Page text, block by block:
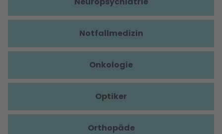
Notfallmedizin
Onkologie
Optiker
Orthopäde